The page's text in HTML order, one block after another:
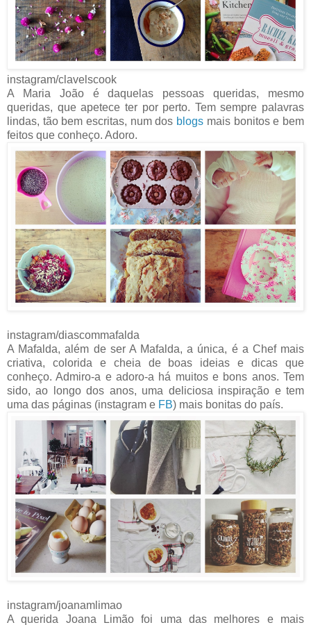
instagram/clavelscook
A Maria João é daquelas pessoas queridas, mesmo
queridas, que apetece ter por perto. Tem sempre palavras
lindas, tão bem escritas, num dos blogs mais bonitos e bem
feitos que conheço. Adoro.
instagram/diascommafalda
A Mafalda, além de ser A Mafalda, a única, é a Chef mais
criativa, colorida e cheia de boas ideias e dicas que
conheço. Admiro-a e adoro-a há muitos e bons anos. Tem
sido, ao longo dos anos, uma deliciosa inspiração e tem
uma das páginas (instagram e FB) mais bonitas do país.
instagram/joanamlimao
A querida Joana Limão foi uma das melhores e mais